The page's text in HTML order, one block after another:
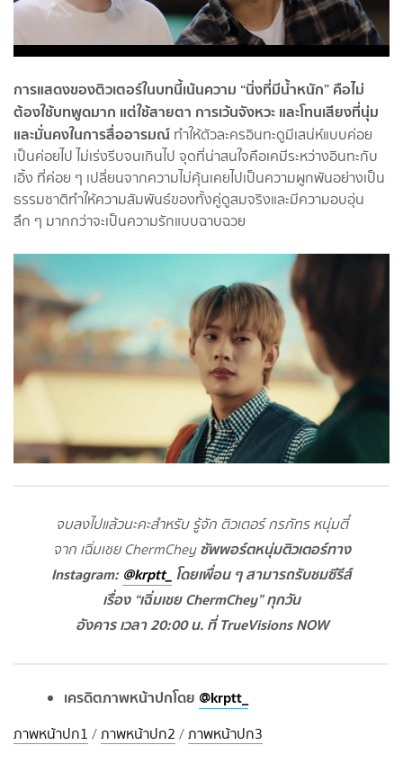
การแสดงของติวเตอร์ในบทนี้เน้นความ “นิ่งที่มีน้ำหนัก” คือไม่
ต้องใช้บทพูดมาก แต่ใช้สายตา การเว้นจังหวะ และโทนเสียงที่นุ่ม
และมั่นคงในการสื่ออารมณ์ ทำให้ตัวละครอินทะดูมีเสน่ห์แบบค่อย
เป็นค่อยไป ไม่เร่งรีบจนเกินไป จุดที่น่าสนใจคือเคมีระหว่างอินทะกับ
เอิ้ง ที่ค่อย ๆ เปลี่ยนจากความไม่คุ้นเคยไปเป็นความผูกพันอย่างเป็น
ธรรมชาติทำให้ความสัมพันธ์ของทั้งคู่ดูสมจริงและมีความอบอุ่น
ลึก ๆ มากกว่าจะเป็นความรักแบบฉาบฉวย
จบลงไปแล้วนะคะสำหรับ รู้จัก ติวเตอร์ กรภัทร หนุ่มตี๋
จาก เฉิ่มเชย ChermCheyซัพพอร์ตหนุ่มติวเตอร์ทาง
Instagram: @krptt_โดยเพื่อน ๆ สามารถรับชมซีรีส์
เรื่อง “เฉิ่มเชย ChermChey” ทุกวัน
อังคาร เวลา 20:00 น. ที่ TrueVisions NOW
เครดิตภาพหน้าปกโดย @krptt_
ภาพหน้าปก1 /ภาพหน้าปก2 /ภาพหน้าปก3